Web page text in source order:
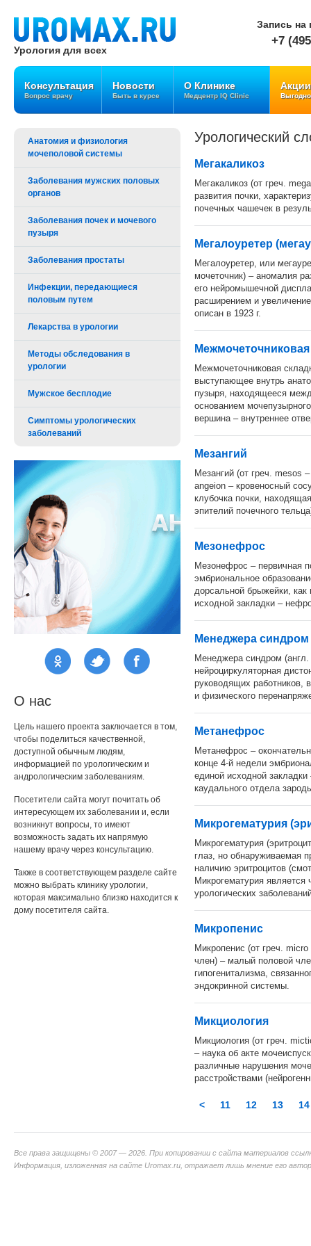
Урология для всех
Запись на
+7
Консультация
Вопрос врачу
Новости
Быть в курсе
О Клинике
Медцентр IQ Clinic
Акции
Анатомия и физиология
мочеполовой системы
Заболевания мужских половых
органов
Заболевания почек и мочевого
пузыря
Заболевания простаты
Инфекции, передающиеся
половым путем
Лекарства в урологии
Методы обследования в
урологии
Мужское бесплодие
Симптомы урологических
заболеваний
О нас
Цель нашего проекта заключается в том,
чтобы поделиться качественной,
доступной обычным людям,
информацией по урологическим и
андрологическим заболеваниям.
Посетители сайта могут почитать об
интересующем их заболевании и, если
возникнут вопросы, то имеют
возможность задать их напрямую
нашему врачу через консультацию.
Также в соответствующем разделе сайте
можно выбрать клинику урологии,
которая максимально близко находится к
дому посетителя сайта.
Урологический
Мегакаликоз
Мегакаликоз (от греч.
развития почки,
почечных чашечек в
Мегалоуретер
Мегалоуретер, или
мочеточник) – аномалия
его нейромышечной
расширением и
описан в 1923 г.
Межмочеточниковая
Межмочеточниковая
выступающее внутрь
пузыря, находящееся
основанием
вершина – внутреннее
Мезангий
Мезангий (от греч. mesos
angeion – кровеносный
клубочка почки,
эпителий почечного
Мезонефрос
Мезонефрос – первичная
эмбриональное
дорсальной брыжейки, как
исходной закладки –
Менеджера синдром
Менеджера синдром (англ.
нейроциркуляторная
руководящих работников,
и физического
Метанефрос
Метанефрос –
конце 4-й недели
единой исходной
каудального отдела
Микрогематурия
Микрогематурия
глаз, но обнаруживаемая
наличию эритроцитов
Микрогематурия
урологических
Микропенис
Микропенис (от греч.
член) – малый половой
гипогенитализма,
эндокринной системы.
Микциология
Микциология (от греч.
– наука об акте
различные нарушения
расстройствами
< 11 12 13 14
Все права защищены © 2007 — 2026. При копировании с сайта материалов
Информация, изложенная на сайте Uromax.ru, отражает лишь мнение его